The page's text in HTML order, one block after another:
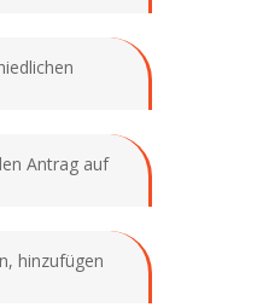
Antrag auf
hinzufügen